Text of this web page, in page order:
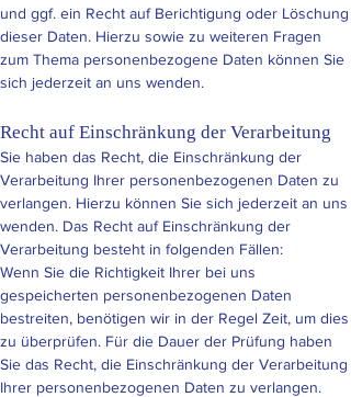
und ggf. ein Recht auf Berichtigung oder Löschung
dieser Daten. Hierzu sowie zu weiteren Fragen
zum Thema personenbezogene Daten können Sie
sich jederzeit an uns wenden.
Recht auf Einschränkung der Verarbeitung
Sie haben das Recht, die Einschränkung der
Verarbeitung Ihrer personenbezogenen Daten zu
verlangen. Hierzu können Sie sich jederzeit an uns
wenden. Das Recht auf Einschränkung der
Verarbeitung besteht in folgenden Fällen:
Wenn Sie die Richtigkeit Ihrer bei uns
gespeicherten personenbezogenen Daten
bestreiten, benötigen wir in der Regel Zeit, um dies
zu überprüfen. Für die Dauer der Prüfung haben
Sie das Recht, die Einschränkung der Verarbeitung
Ihrer personenbezogenen Daten zu verlangen.